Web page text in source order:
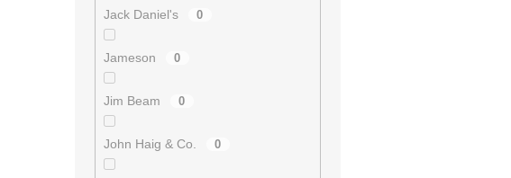
Jack Daniel's 0
Jameson 0
Jim Beam 0
John Haig & Co. 0